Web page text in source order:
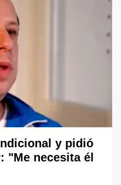
y pidió
"Me necesita él